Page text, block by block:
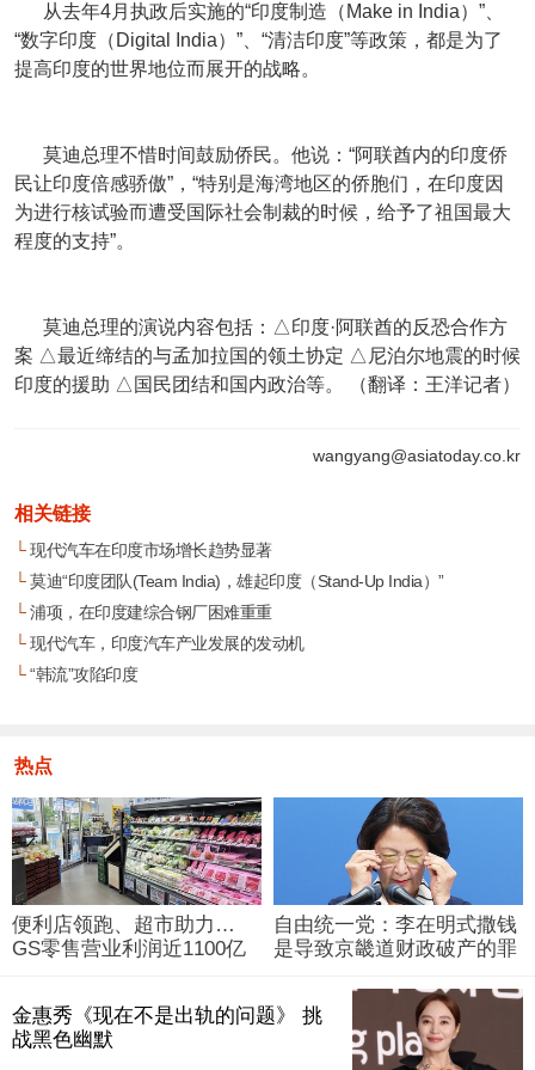
从去年4月执政后实施的“印度制造（Make in India）”、
“数字印度（Digital India）”、“清洁印度”等政策，都是为了
提高印度的世界地位而展开的战略。
莫迪总理不惜时间鼓励侨民。他说：“阿联酋内的印度侨
民让印度倍感骄傲”，“特别是海湾地区的侨胞们，在印度因
为进行核试验而遭受国际社会制裁的时候，给予了祖国最大
程度的支持”。
莫迪总理的演说内容包括：△印度·阿联酋的反恐合作方
案 △最近缔结的与孟加拉国的领土协定 △尼泊尔地震的时候
印度的援助 △国民团结和国内政治等。 （翻译：王洋记者）
wangyang@asiatoday.co.kr
相关链接
└现代汽车在印度市场增长趋势显著
└莫迪“印度团队(Team India)，雄起印度（Stand-Up India）”
└浦项，在印度建综合钢厂困难重重
└现代汽车，印度汽车产业发展的发动机
└“韩流”攻陷印度
热点
便利店领跑、超市助力…
GS零售营业利润近1100亿
自由统一党：李在明式撒钱
是导致京畿道财政破产的罪
金惠秀《现在不是出轨的问题》 挑
战黑色幽默